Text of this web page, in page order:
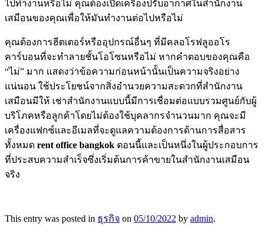
ไปทำงานหรือไม่ คุณต้องเปิดเครื่องปรับอากาศในสำนักงาน
เสมือนของคุณเพื่อให้มันทำงานต่อไปหรือไม่
คุณต้องการฮีตเตอร์หรืออุปกรณ์อื่นๆ ที่มีคลอโรฟลูออโร
คาร์บอนที่จะทำลายชั้นโอโซนหรือไม่ หากคำตอบของคุณคือ
“ไม่” มาก แสดงว่าข้อความก่อนหน้านั้นเป็นความจริงอย่าง
แน่นอน ใช้ประโยชน์จากสิ่งอำนวยความสะดวกที่สำนักงาน
เสมือนมีให้ เช่าสำนักงานแบบนี้มีการเชื่อมต่อแบบรวมศูนย์กับผู้
บริโภคหรือลูกค้าโดยไม่ต้องใช้บุคลากรจำนวนมาก คุณจะมี
เครื่องแฟกซ์และอีเมลที่จะดูแลความต้องการด้านการสื่อสาร
ทั้งหมด rent office bangkok ตอนนี้และเป็นหนึ่งในผู้ประกอบการ
ที่ประสบความสำเร็จซึ่งเริ่มต้นการค้าขายในสำนักงานเสมือน
จริง
This entry was posted in ธุรกิจ on 05/10/2022 by admin.